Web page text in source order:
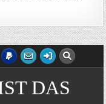
DAS